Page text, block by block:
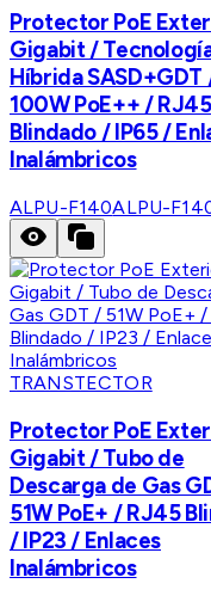
Protector PoE
Gigabit /
Híbrida SASD+GDT
100W PoE++ / RJ45
Blindado / IP65 /
Inalámbricos
ALPU-F140ALPU-
TRANSTECTOR
Protector PoE
Gigabit / Tubo de
Descarga de Gas
51W PoE+ / RJ45
/ IP23 / Enlaces
Inalámbricos